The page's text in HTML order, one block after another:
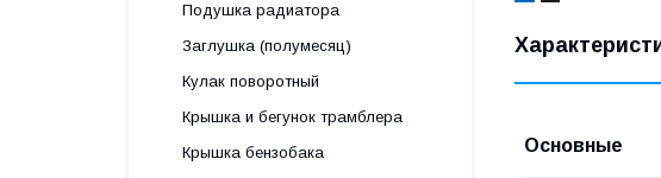
Основные
Подушка радиатора
Заглушка (полумесяц)
Кулак поворотный
Крышка и бегунок трамблера
Крышка бензобака